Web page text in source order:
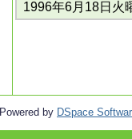
1996年6月18日火
Powered by DSpace